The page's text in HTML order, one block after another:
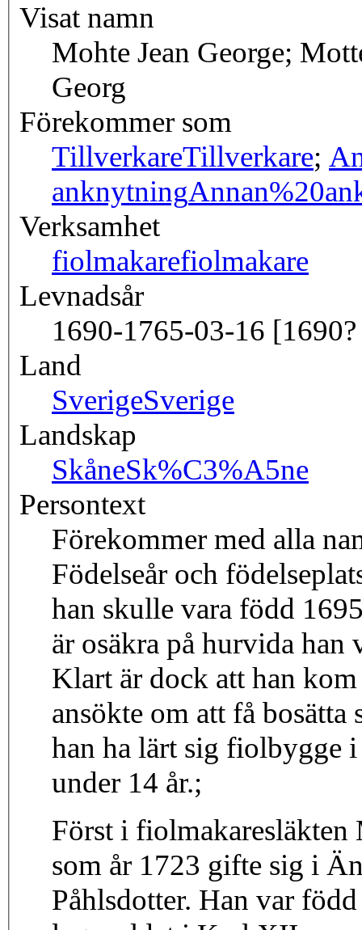
Visat namn
Mohte Jean George;
Georg
Förekommer som
TillverkareTillverkare;
anknytning
Verksamhet
fiolmakarefiolmakare
Levnadsår
1690-1765-03-16
Land
SverigeSverige
Landskap
SkåneSk%C3%A5ne
Persontext
Förekommer med alla
Födelseår och
han skulle vara född
är osäkra på hurvida
Klart är dock att han
ansökte om att få
han ha lärt sig fiolbygge
under 14 år.;
Först i fiolmakaresläkten
som år 1723 gifte sig i
Påhlsdotter. Han var